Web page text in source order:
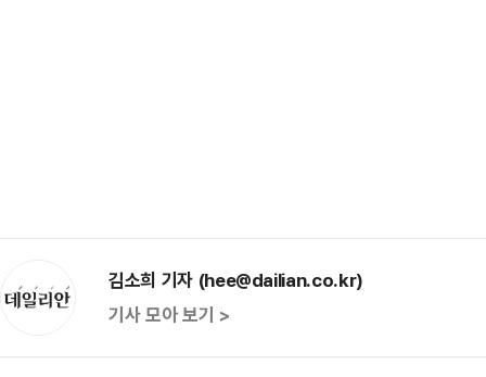
김소희 기자 (hee@dailian.co.kr)
기사 모아 보기 >